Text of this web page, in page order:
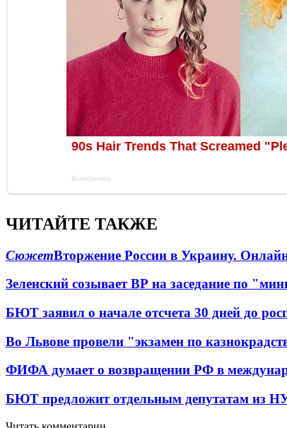
ЧИТАЙТЕ ТАКЖЕ
СюжетВторжение России в Украину.
Зеленский созывает ВР на заседание по
БЮТ заявил о начале отсчета 30 дней до
Во Львове провели "экзамен по
ФИФА думает о возвращении РФ в
БЮТ предложит отдельным депутатам из